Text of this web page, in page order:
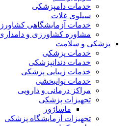
خدمات دامپزشکی
سیلوی غلات
خدمات آزمایشگاهی
مشاوره کشاورزی و
پزشکی و سلامت
خدمات پزشکی
خدمات دندانپزشکی
خدمات زیبایی پزشکی
خدمات توانبخشی
مراکز درمانی و دارویی
تجهیزات پزشکی
ماساژور
تجهیزات آزمایشگاه پزشکی